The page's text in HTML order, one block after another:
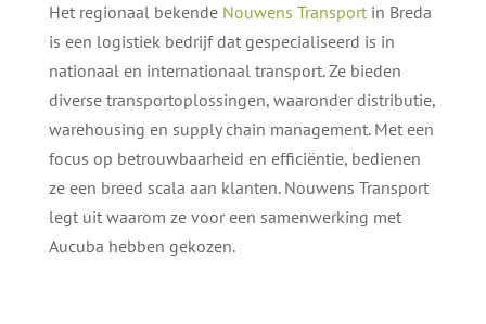
Het regionaal bekende Nouwens Transportin Breda
is een logistiek bedrijf dat gespecialiseerd is in
nationaal en internationaal transport. Ze bieden
diverse transportoplossingen, waaronder distributie,
warehousing en supply chain management. Met een
focus op betrouwbaarheid en efficiëntie, bedienen
ze een breed scala aan klanten. Nouwens Transport
legt uit waarom ze voor een samenwerking met
Aucuba hebben gekozen.